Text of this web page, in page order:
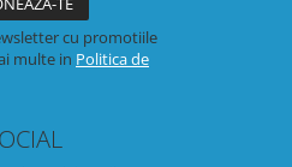
cu promotiile
multe in Politica de